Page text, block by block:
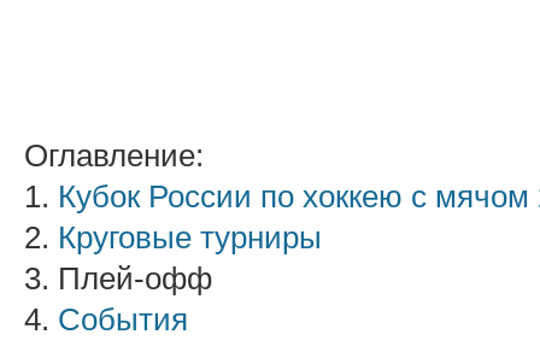
Оглавление:
1. Кубок России по хоккею с мячом
2. Круговые турниры
3. Плей-офф
4. События